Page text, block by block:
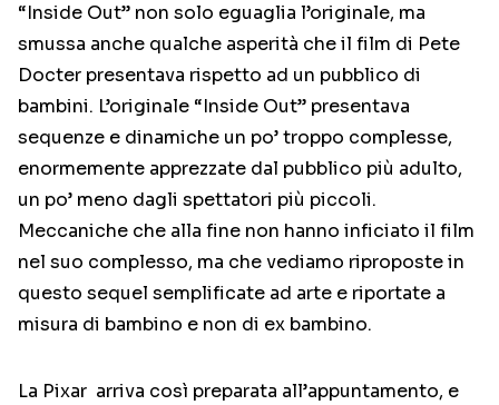
“Inside Out” non solo eguaglia l’originale, ma
smussa anche qualche asperità che il film di Pete
Docter presentava rispetto ad un pubblico di
bambini. L’originale “Inside Out” presentava
sequenze e dinamiche un po’ troppo complesse,
enormemente apprezzate dal pubblico più adulto,
un po’ meno dagli spettatori più piccoli.
Meccaniche che alla fine non hanno inficiato il film
nel suo complesso, ma che vediamo riproposte in
questo sequel semplificate ad arte e riportate a
misura di bambino e non di ex bambino.
La Pixar arriva così preparata all’appuntamento, e